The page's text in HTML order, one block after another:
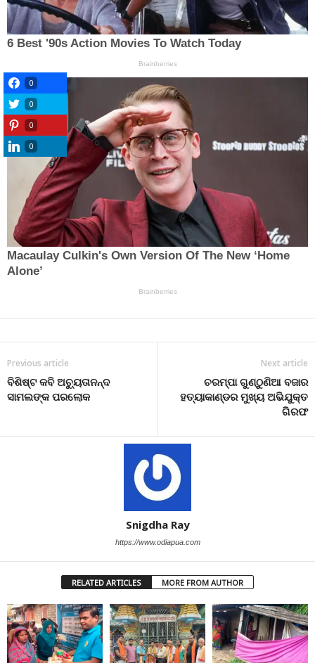
Previous article
ବିଶିଷ୍ଟ କବି ଅଚ୍ୟୁତାନନ୍ଦ
ସାମଲଙ୍କ ପରଲୋକ
Next article
ଚରମ୍ପା ଗୁଣ୍ଠୁଣିଆ ବଜାର
ହତ୍ୟାକାଣ୍ଡର ମୁଖ୍ୟ ଅଭିଯୁକ୍ତ
ଗିରଫ
Snigdha Ray
https://www.odiapua.com
RELATED ARTICLES MORE FROM AUTHOR
0
0
0
0